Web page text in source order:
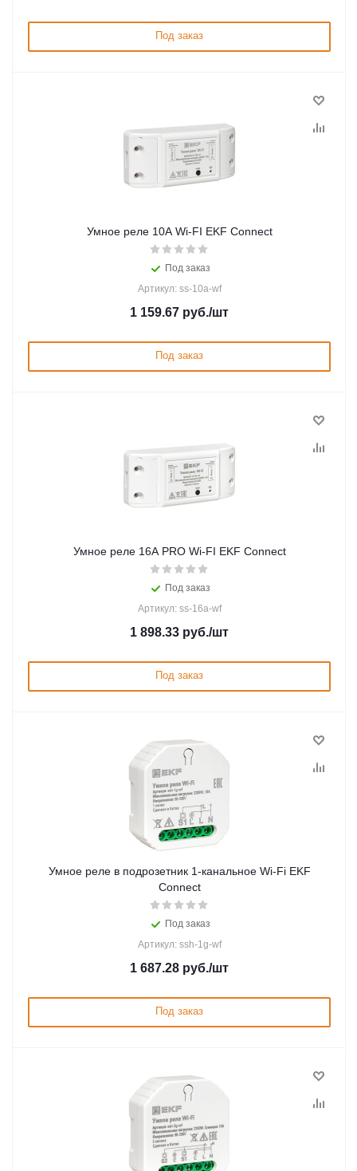
Под заказ
Умное реле 10А Wi-FI EKF Connect
Под заказ
Артикул: ss-10a-wf
1 159.67 руб./шт
Под заказ
Умное реле 16А PRO Wi-FI EKF Connect
Под заказ
Артикул: ss-16a-wf
1 898.33 руб./шт
Под заказ
Умное реле в подрозетник 1-канальное Wi-Fi EKF
Connect
Под заказ
Артикул: ssh-1g-wf
1 687.28 руб./шт
Под заказ